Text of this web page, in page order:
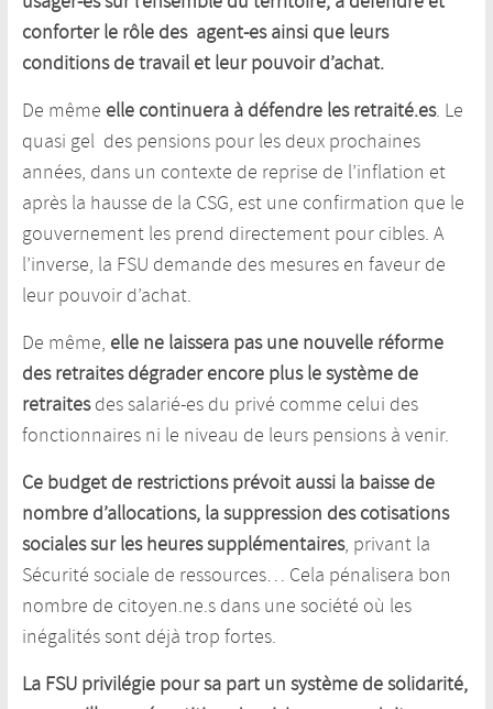
conforter le rôle des agent-es ainsi que leurs
conditions de travail et leur pouvoir d’achat.
De même elle continuera à défendre les retraité.es. Le
quasi gel des pensions pour les deux prochaines
années, dans un contexte de reprise de l’inflation et
après la hausse de la CSG, est une confirmation que le
gouvernement les prend directement pour cibles. A
l’inverse, la FSU demande des mesures en faveur de
leur pouvoir d’achat.
De même, elle ne laissera pas une nouvelle réforme
des retraites dégrader encore plus le système de
retraitesdes salarié-es du privé comme celui des
fonctionnaires ni le niveau de leurs pensions à venir.
Ce budget de restrictions prévoit aussi la baisse de
nombre d’allocations, la suppression des cotisations
sociales sur les heures supplémentaires, privant la
Sécurité sociale de ressources… Cela pénalisera bon
nombre de citoyen.ne.s dans une société où les
inégalités sont déjà trop fortes.
La FSU privilégie pour sa part un système de solidarité,